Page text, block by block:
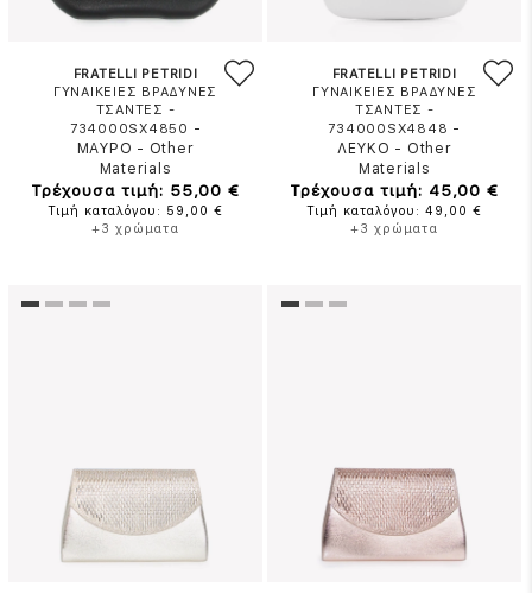
FRATELLI PETRIDI
ΓΥΝΑΙΚΕΙΕΣ ΒΡΑΔΥΝΕΣ
ΤΣΑΝΤΕΣ -
734000SX4850 -
ΜΑΥΡΟ - Other
Materials
Τρέχουσα τιμή: 55,00 €
Τιμή καταλόγου: 59,00 €
+3 χρώματα
FRATELLI PETRIDI
ΓΥΝΑΙΚΕΙΕΣ ΒΡΑΔΥΝΕΣ
ΤΣΑΝΤΕΣ -
734000SX4848 -
ΛΕΥΚΟ - Other
Materials
Τρέχουσα τιμή: 45,00 €
Τιμή καταλόγου: 49,00 €
+3 χρώματα